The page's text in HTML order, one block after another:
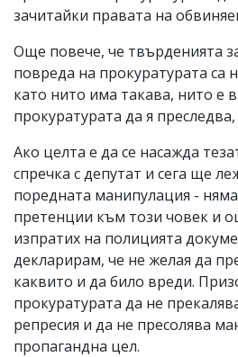
зачитайки правата на
Още повече, че твърденията
повреда на прокуратурата са
като нито има такава, нито е
прокуратурата да я
Ако целта е да се насажда
спречка с депутат и сега ще
поредната манипулация -
претенции към този човек и
изпратих на полицията
декларирам, че не желая да
каквито и да било вреди.
прокуратурата да не
репресия и да не пресолява
пропагандна цел.